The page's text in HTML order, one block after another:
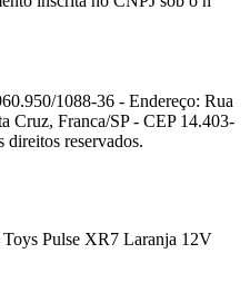
1088-36 - Endereço: Rua
Cruz, Franca/SP - CEP 14.403-
reservados.
Pulse XR7 Laranja 12V